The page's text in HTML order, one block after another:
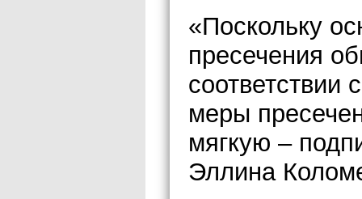
«Поскольку
пресечения
меры
мягкую –
Эллина